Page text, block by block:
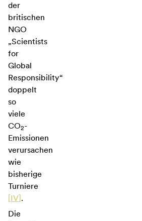
der
britischen
NGO
„Scientists
for
Global
Responsibility“
doppelt
so
viele
CO2-
Emissionen
verursachen
wie
bisherige
Turniere
[IV].
Die